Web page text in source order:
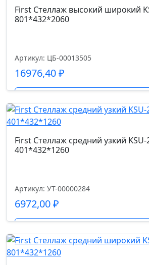
401*432*1260
First Стеллаж высокий широкий
801*432*2060
Артикул: ЦБ-00013505
16976,40₽
First Стеллаж средний узкий KSU-
401*432*1260
Артикул: УТ-00000284
6972,00₽